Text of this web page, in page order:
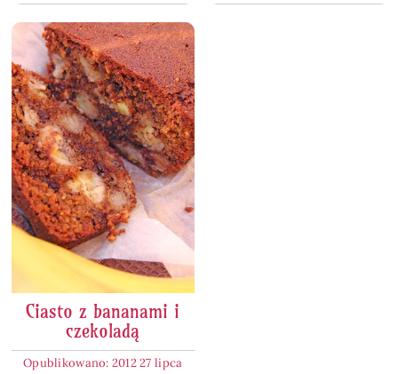
Ciasto z bananami i
czekoladą
Opublikowano: 2012 27 lipca